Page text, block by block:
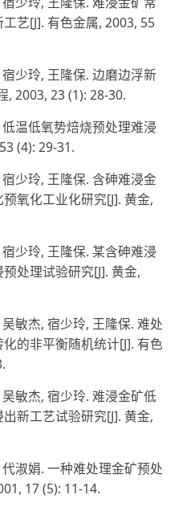
工艺[J]. 有色金属, 2003, 55
宿少玲, 王隆保. 边磨边浮新
, 2003, 23 (1): 28-30.
低温低氧势焙烧预处理难浸
(4): 29-31.
宿少玲, 王隆保. 含砷难浸金
氧化工业化研究[J]. 黄金,
宿少玲, 王隆保. 某含砷难浸
处理试验研究[J]. 黄金,
吴敏杰, 宿少玲, 王隆保. 难处
的非平衡随机统计[J]. 有色
吴敏杰, 宿少玲. 难浸金矿低
新工艺试验研究[J]. 黄金,
代淑娟. 一种难处理金矿预处
17 (5): 11-14.